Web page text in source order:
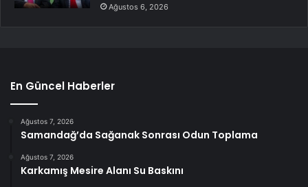
Ağustos 6, 2026
En Güncel Haberler
Ağustos 7, 2026
Samandağ’da Sağanak Sonrası Odun Toplama
Ağustos 7, 2026
Karkamış Mesire Alanı Su Baskını